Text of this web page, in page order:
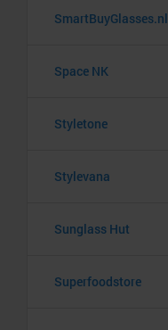
SmartBuyGlasses.nl
Space NK
Styletone
Stylevana
Sunglass Hut
Superfoodstore